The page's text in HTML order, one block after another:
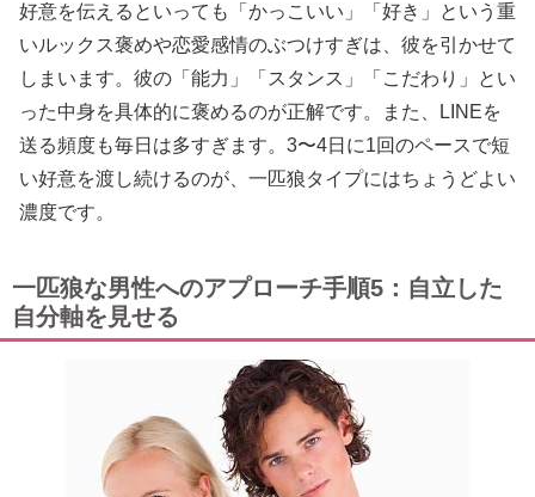
好意を伝えるといっても「かっこいい」「好き」という重
いルックス褒めや恋愛感情のぶつけすぎは、彼を引かせて
しまいます。彼の「能力」「スタンス」「こだわり」とい
った中身を具体的に褒めるのが正解です。また、LINEを
送る頻度も毎日は多すぎます。3〜4日に1回のペースで短
い好意を渡し続けるのが、一匹狼タイプにはちょうどよい
濃度です。
一匹狼な男性へのアプローチ手順5：自立した
自分軸を見せる